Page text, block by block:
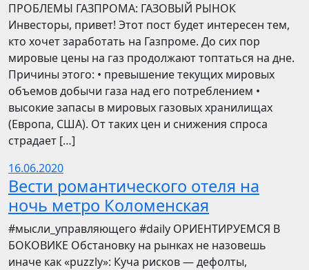
ПРОБЛЕМЫ ГАЗПРОМА: ГАЗОВЫЙ РЫНОК
Инвесторы, привет! Этот пост будет интересен тем,
кто хочет заработать на Газпроме. До сих пор
мировые цены на газ продолжают топтаться на дне.
Причины этого: • превышение текущих мировых
объемов добычи газа над его потреблением •
высокие запасы в мировых газовых хранилищах
(Европа, США). От таких цен и снижения спроса
страдает […]
16.06.2020
Вести романтического отеля на
ночь метро Коломенская
​​#мысли_управляющего #daily ОРИЕНТИРУЕМСЯ В
БОКОВИКЕ Обстановку на рынках не назовешь
иначе как «puzzly»: Куча рисков — дефолты,